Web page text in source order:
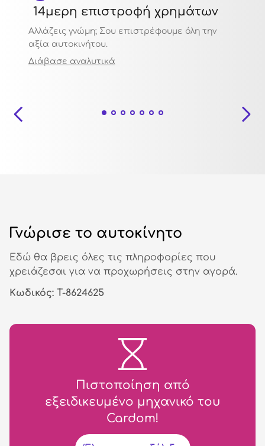
14μερη επιστροφή χρημάτων
Αλλάζεις γνώμη; Σου επιστρέφουμε όλη την
αξία αυτοκινήτου.
Διάβασε αναλυτικά
Γνώρισε το αυτοκίνητο
Εδώ θα βρεις όλες τις πληροφορίες που
χρειάζεσαι για να προχωρήσεις στην αγορά.
Κωδικός: T-8624625
Πιστοποίηση από
εξειδικευμένο μηχανικό του
Cardom!